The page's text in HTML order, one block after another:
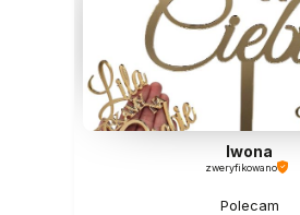
Iwona
zweryfikowano
Polecam